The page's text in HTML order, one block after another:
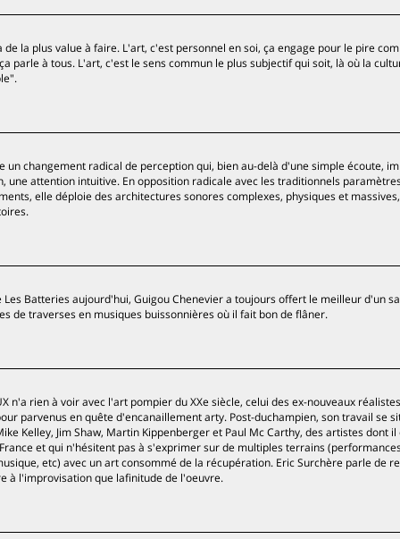
la plus value à faire. L'art, c'est personnel en soi, ça engage pour le pire
parle à tous. L'art, c'est le sens commun le plus subjectif qui soit, là où la
un changement radical de perception qui, bien au-delà d'une simple écoute,
une attention intuitive. En opposition radicale avec les traditionnels
elle déploie des architectures sonores complexes, physiques et massives,
Batteries aujourd'hui, Guigou Chenevier a toujours offert le meilleur d'un
de traverses en musiques buissonnières où il fait bon de flâner.
n'a rien à voir avec l'art pompier du XXe siècle, celui des ex-nouveaux réalistes
parvenus en quête d'encanaillement arty. Post-duchampien, son travail se
Kelley, Jim Shaw, Martin Kippenberger et Paul Mc Carthy, des artistes dont il
et qui n'hésitent pas à s'exprimer sur de multiples terrains
etc) avec un art consommé de la récupération. Eric Surchère parle de
à l'improvisation que lafinitude de l'oeuvre.